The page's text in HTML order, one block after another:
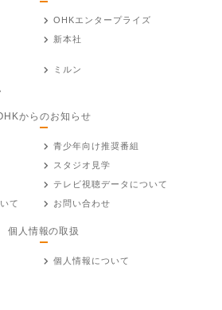
OHKエンタープライズ
新本社
ミルン
からのお知らせ
青少年向け推奨番組
スタジオ見学
テレビ視聴データについて
て
お問い合わせ
個人情報の取扱
個人情報について